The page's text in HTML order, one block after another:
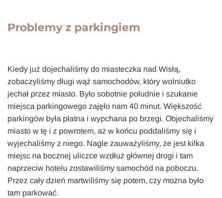
Problemy z parkingiem
Kiedy już dojechaliśmy do miasteczka nad Wisłą,
zobaczyliśmy długi wąż samochodów, który wolniutko
jechał przez miasto. Było sobotnie południe i szukanie
miejsca parkingowego zajęło nam 40 minut. Większość
parkingów była płatna i wypchana po brzegi. Objechaliśmy
miasto w tę i z powrotem, aż w końcu poddaliśmy się i
wyjechaliśmy z niego. Nagle zauważyliśmy, że jest kilka
miejsc na bocznej uliczce wzdłuż głównej drogi i tam
naprzeciw hotelu zostawiliśmy samochód na poboczu.
Przez cały dzień martwiliśmy się potem, czy można było
tam parkować.